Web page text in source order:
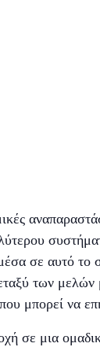
σε αυτό το
των μελών
μπορεί να
σε μια